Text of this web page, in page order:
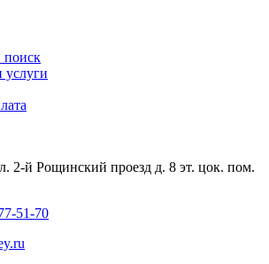
2-й Рощинский проезд д. 8 эт. цок. пом.
51-70